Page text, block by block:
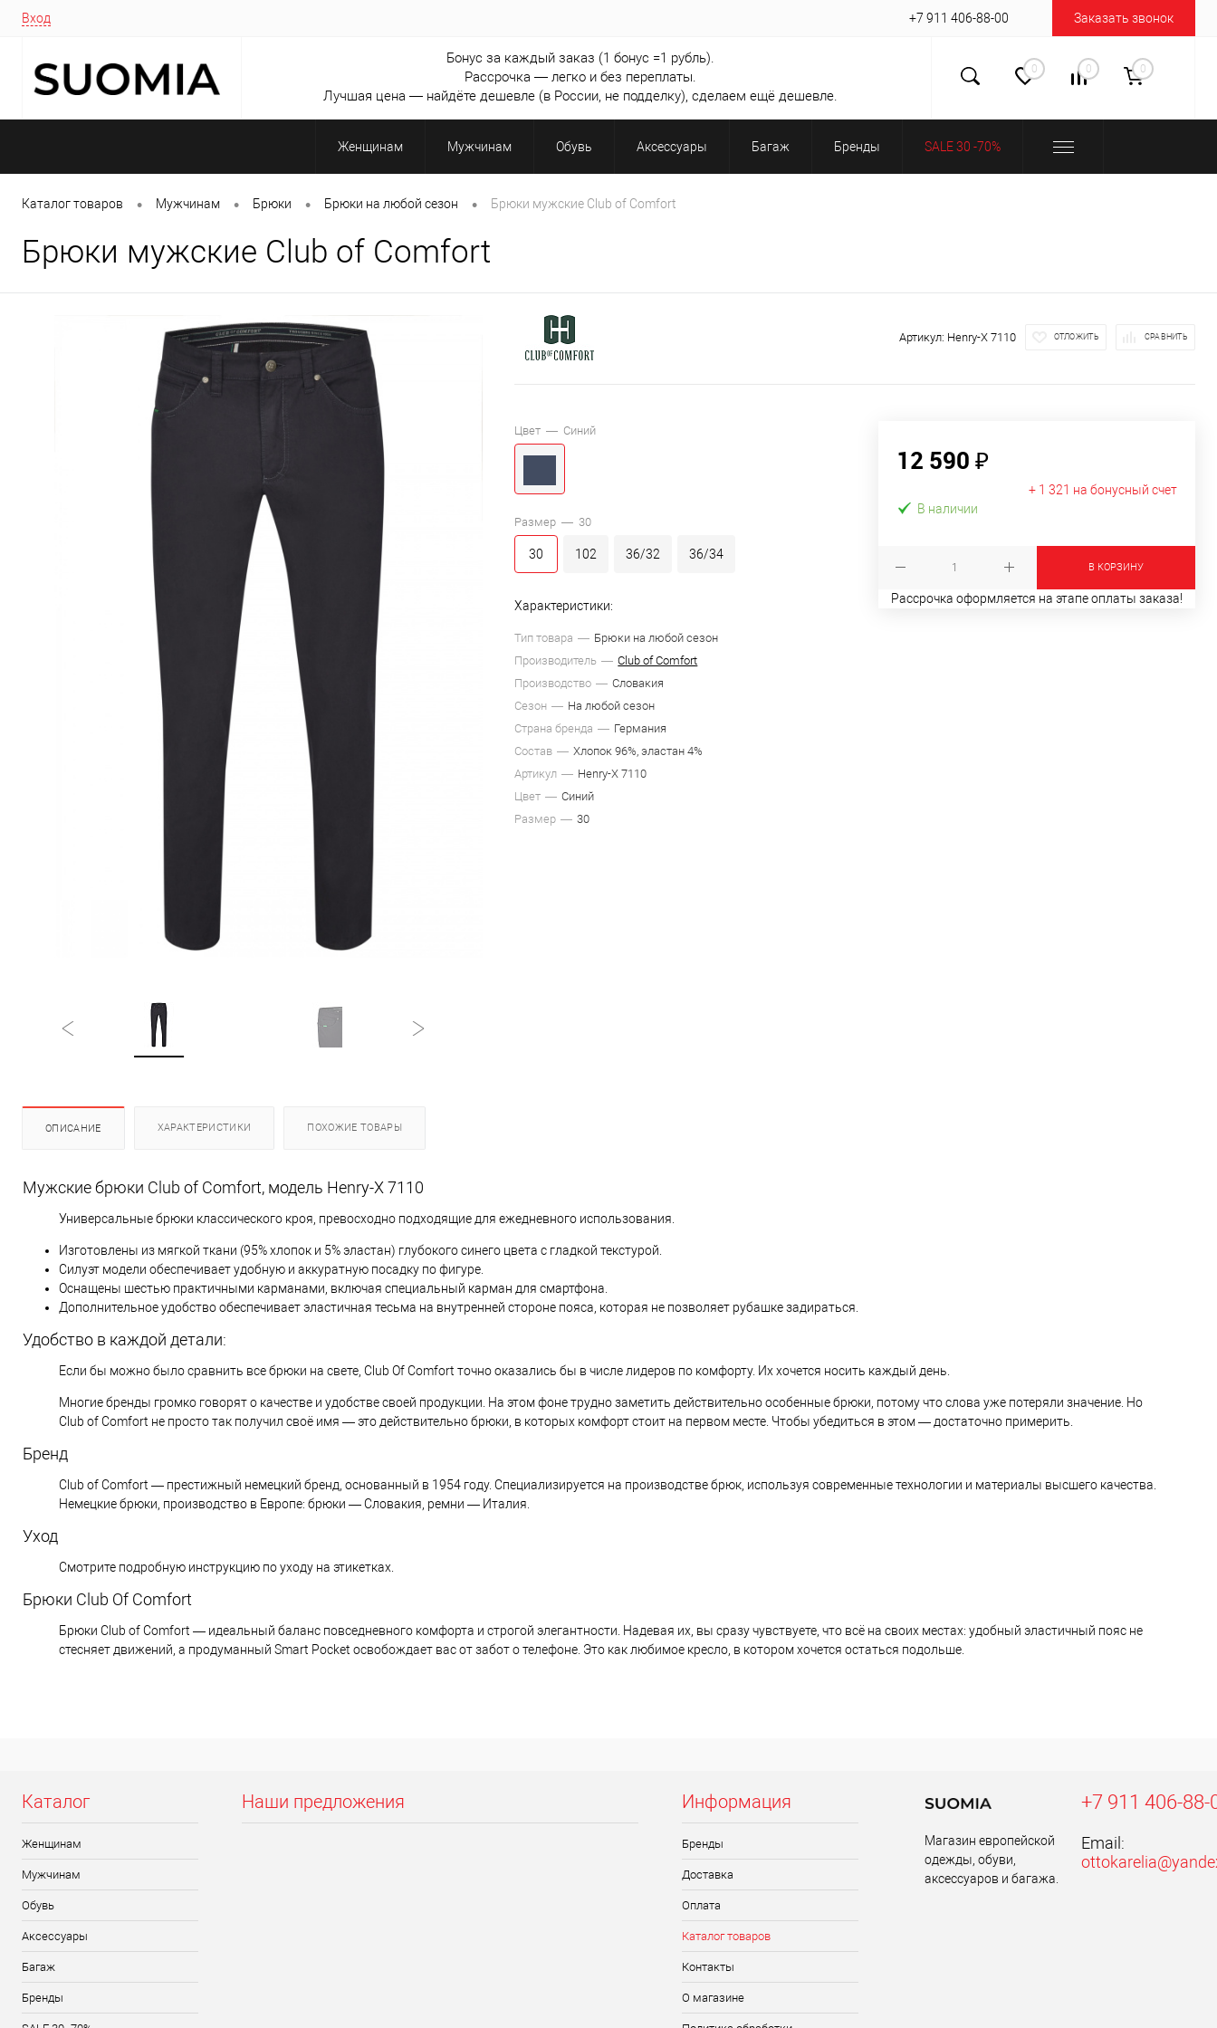
Вход +7 911 406-88-00 Заказать звонок
Бонус за каждый заказ (1 бонус =1 рубль).
Рассрочка — легко и без переплаты.
Лучшая цена — найдёте дешевле (в России, не подделку), сделаем ещё дешевле.
0 0 0
Женщинам Мужчинам Обувь Аксессуары Багаж Бренды SALE 30 -70%
Каталог товаров • Мужчинам • Брюки • Брюки на любой сезон • Брюки мужские Club of Comfort
Брюки мужские Club of Comfort
Артикул: Henry-X 7110 ОТЛОЖИТЬ СРАВНИТЬ
Цвет — Синий
Размер — 30
30 102 36/32 36/34
Характеристики:
Тип товара
Брюки на любой сезон
Производитель
Club of Comfort
Производство
Словакия
Сезон
На любой сезон
Страна бренда
Германия
Состав
Хлопок 96%, эластан 4%
Артикул
Henry-X 7110
Цвет
Синий
Размер
30
12 590 ₽
+ 1 321 на бонусный счет
В наличии
В КОРЗИНУ
Рассрочка оформляется на этапе оплаты заказа!
ОПИСАНИЕ ХАРАКТЕРИСТИКИ ПОХОЖИЕ ТОВАРЫ
Мужские брюки Club of Comfort, модель Henry-X 7110
Универсальные брюки классического кроя, превосходно подходящие для ежедневного использования.
Изготовлены из мягкой ткани (95% хлопок и 5% эластан) глубокого синего цвета с гладкой текстурой.
Силуэт модели обеспечивает удобную и аккуратную посадку по фигуре.
Оснащены шестью практичными карманами, включая специальный карман для смартфона.
Дополнительное удобство обеспечивает эластичная тесьма на внутренней стороне пояса, которая не позволяет рубашке задираться.
Удобство в каждой детали:
Если бы можно было сравнить все брюки на свете, Club Of Comfort точно оказались бы в числе лидеров по комфорту. Их хочется носить каждый день.
Многие бренды громко говорят о качестве и удобстве своей продукции. На этом фоне трудно заметить действительно особенные брюки, потому что слова уже потеряли значение. Но
Club of Comfort не просто так получил своё имя — это действительно брюки, в которых комфорт стоит на первом месте. Чтобы убедиться в этом — достаточно примерить.
Бренд
Club of Comfort — престижный немецкий бренд, основанный в 1954 году. Специализируется на производстве брюк, используя современные технологии и материалы высшего качества.
Немецкие брюки, производство в Европе: брюки — Словакия, ремни — Италия.
Уход
Смотрите подробную инструкцию по уходу на этикетках.
Брюки Club Of Comfort
Брюки Club of Comfort — идеальный баланс повседневного комфорта и строгой элегантности. Надевая их, вы сразу чувствуете, что всё на своих местах: удобный эластичный пояс не
стесняет движений, а продуманный Smart Pocket освобождает вас от забот о телефоне. Это как любимое кресло, в котором хочется остаться подольше.
Каталог
Женщинам
Мужчинам
Обувь
Аксессуары
Багаж
Бренды
Наши предложения Информация
Бренды
Доставка
Оплата
Каталог товаров
Контакты
О магазине
Магазин европейской
одежды, обуви,
аксессуаров и багажа.
+7 911 406-88-
Email: